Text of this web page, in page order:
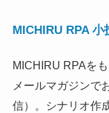
MICHIRU RPA 小
MICHIRU RPAを
メールマガジンで
信）。シナリオ作